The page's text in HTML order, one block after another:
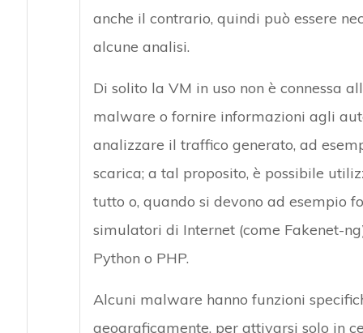
anche il contrario, quindi può essere
alcune analisi.
Di solito la VM in uso non è connessa
malware o fornire informazioni agli
analizzare il traffico generato, ad
scarica; a tal proposito, è possibile
tutto o, quando si devono ad esempio
simulatori di Internet (come Fakenet-
Python o PHP.
Alcuni malware hanno funzioni
geograficamente, per attivarsi solo in